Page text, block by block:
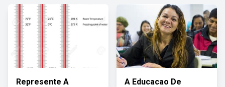
Represente A
A Educacao De